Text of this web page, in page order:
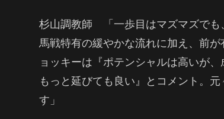
杉山調教師 「一歩目はマズマズでも
馬戦特有の緩やかな流れに加え、前
ョッキーは『ポテンシャルは高いが
もっと延びても良い』とコメント。
す」